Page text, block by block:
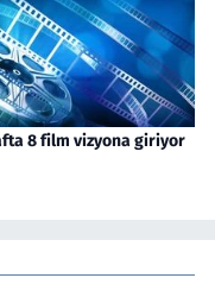
8 film vizyona giriyor